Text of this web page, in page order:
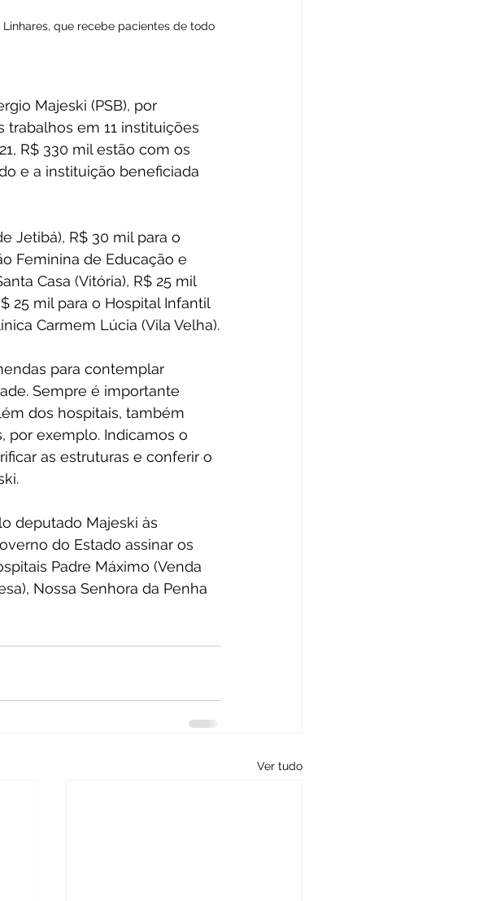
que recebe pacientes de todo
Majeski (PSB), por
em 11 instituições
R$ 330 mil estão com os
e a instituição beneficiada
Jetibá), R$ 30 mil para o
Feminina de Educação e
Casa (Vitória), R$ 25 mil
25 mil para o Hospital Infantil
Carmem Lúcia (Vila Velha).
para contemplar
Sempre é importante
dos hospitais, também
por exemplo. Indicamos o
as estruturas e conferir o
deputado Majeski às
do Estado assinar os
Padre Máximo (Venda
Nossa Senhora da Penha
Ver tudo